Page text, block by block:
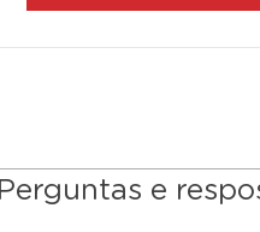
Perguntas e